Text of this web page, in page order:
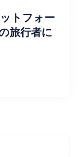
トフォー
旅行者に